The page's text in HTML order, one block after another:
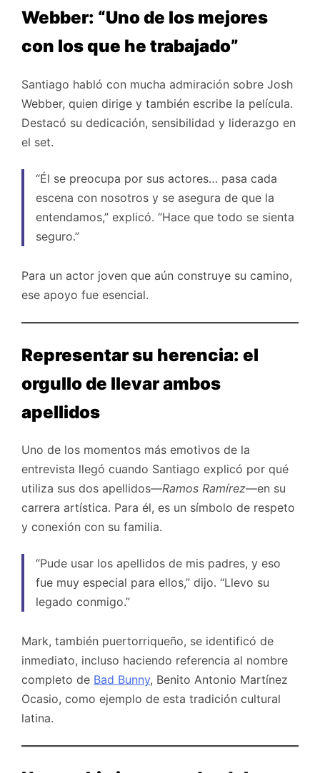
Webber: “Uno de los mejores
con los que he trabajado”
Santiago habló con mucha admiración sobre Josh
Webber, quien dirige y también escribe la película.
Destacó su dedicación, sensibilidad y liderazgo en
el set.
“Él se preocupa por sus actores… pasa cada
escena con nosotros y se asegura de que la
entendamos,” explicó. “Hace que todo se sienta
seguro.”
Para un actor joven que aún construye su camino,
ese apoyo fue esencial.
Representar su herencia: el
orgullo de llevar ambos
apellidos
Uno de los momentos más emotivos de la
entrevista llegó cuando Santiago explicó por qué
utiliza sus dos apellidos—Ramos Ramírez—en su
carrera artística. Para él, es un símbolo de respeto
y conexión con su familia.
“Pude usar los apellidos de mis padres, y eso
fue muy especial para ellos,” dijo. “Llevo su
legado conmigo.”
Mark, también puertorriqueño, se identificó de
inmediato, incluso haciendo referencia al nombre
completo de Bad Bunny, Benito Antonio Martínez
Ocasio, como ejemplo de esta tradición cultural
latina.